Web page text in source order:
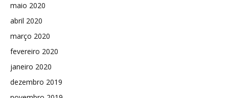
maio 2020
abril 2020
março 2020
fevereiro 2020
janeiro 2020
dezembro 2019